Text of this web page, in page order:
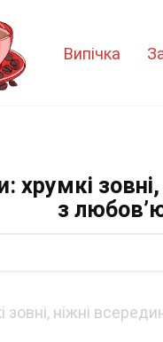
Випічка
хрумкі
з